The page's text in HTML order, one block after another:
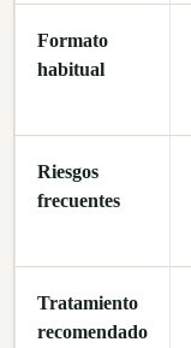
Formato
habitual
Riesgos
frecuentes
Tratamiento
recomendado